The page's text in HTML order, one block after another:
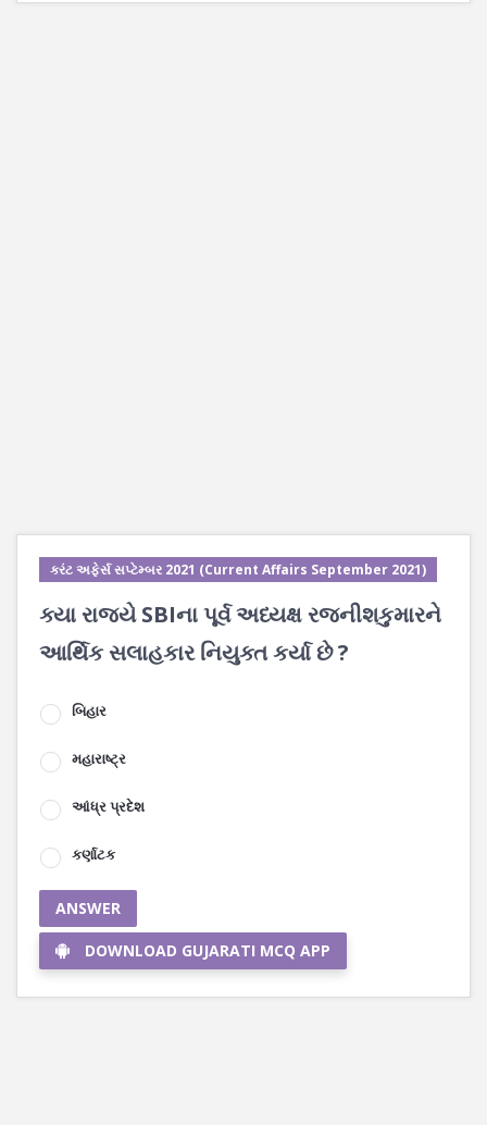
કરંટ અફેર્સ સપ્ટેમ્બર 2021 (Current Affairs September 2021)
ક્યા રાજ્યે SBIના પૂર્વ અધ્યક્ષ રજનીશકુમારને
આર્થિક સલાહકાર નિયુક્ત કર્યા છે ?
બિહાર
મહારાષ્ટ્ર
આંધ્ર પ્રદેશ
કર્ણાટક
ANSWER
DOWNLOAD GUJARATI MCQ APP